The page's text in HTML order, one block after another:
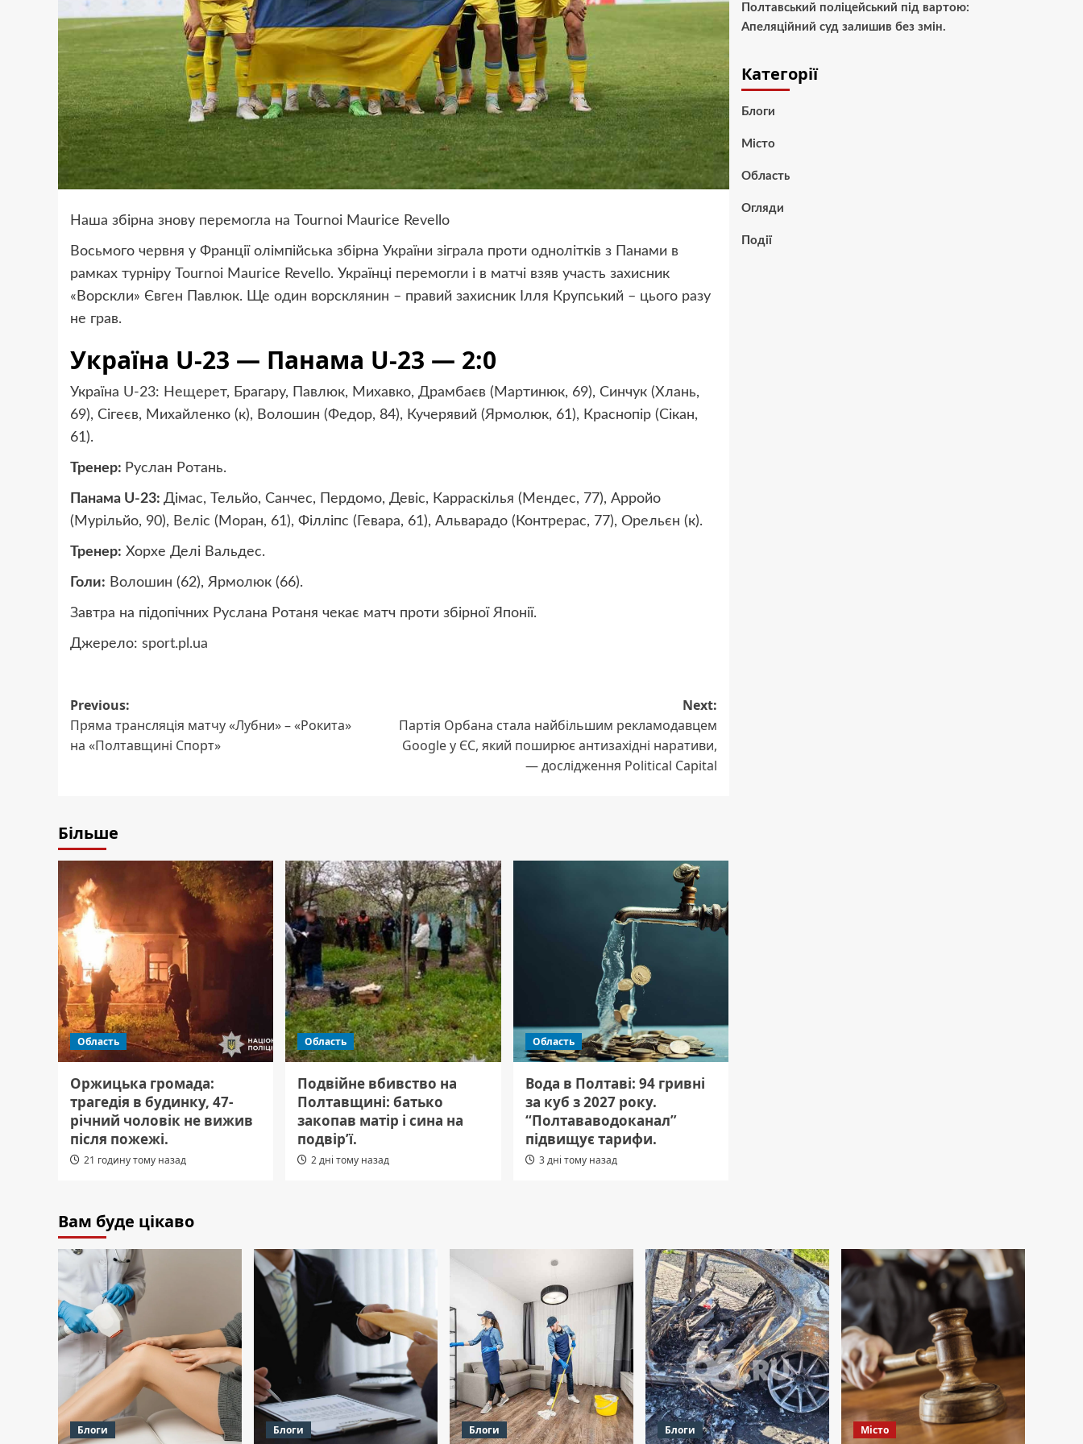
Наша збірна знову перемогла на Tournoi Maurice Revello
Восьмого червня у Франції олімпійська збірна України зіграла проти однолітків з Панами в
рамках турніру Tournoi Maurice Revello. Українці перемогли і в матчі взяв участь захисник
«Ворскли» Євген Павлюк. Ще один ворсклянин – правий захисник Ілля Крупський – цього разу
не грав.
Україна U-23 — Панама U-23 — 2:0
Україна U-23: Нещерет, Брагару, Павлюк, Михавко, Драмбаєв (Мартинюк, 69), Синчук (Хлань,
69), Сігеєв, Михайленко (к), Волошин (Федор, 84), Кучерявий (Ярмолюк, 61), Краснопір (Сікан,
61).
Тренер: Руслан Ротань.
Панама U-23: Дімас, Тельйо, Санчес, Пердомо, Девіс, Карраскілья (Мендес, 77), Арройо
(Мурільйо, 90), Веліс (Моран, 61), Філліпс (Гевара, 61), Альварадо (Контрерас, 77), Орельєн (к).
Тренер: Хорхе Делі Вальдес.
Голи: Волошин (62), Ярмолюк (66).
Завтра на підопічних Руслана Ротаня чекає матч проти збірної Японії.
Джерело: sport.pl.ua
Post
navigation
Previous:
Пряма трансляція матчу «Лубни» – «Рокита»
на «Полтавщині Спорт»
Next:
Партія Орбана стала найбільшим рекламодавцем
Google у ЄС, який поширює антизахідні наративи,
— дослідження Political Capital
Більше
Область
Оржицька громада:
трагедія в будинку, 47-
річний чоловік не вижив
після пожежі.
21 годину тому назад
Область
Подвійне вбивство на
Полтавщині: батько
закопав матір і сина на
подвір’ї.
2 дні тому назад
Область
Вода в Полтаві: 94 гривні
за куб з 2027 року.
“Полтававодоканал”
підвищує тарифи.
3 дні тому назад
Полтавський поліцейський під вартою:
Апеляційний суд залишив без змін.
Категорії
Блоги
Місто
Область
Огляди
Події
Вам буде цікаво
Блоги Блоги Блоги Блоги Місто